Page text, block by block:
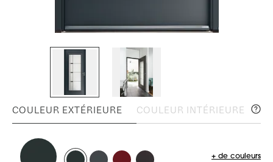
COULEUR EXTÉRIEURE COULEUR INTÉRIEURE
+ de couleurs